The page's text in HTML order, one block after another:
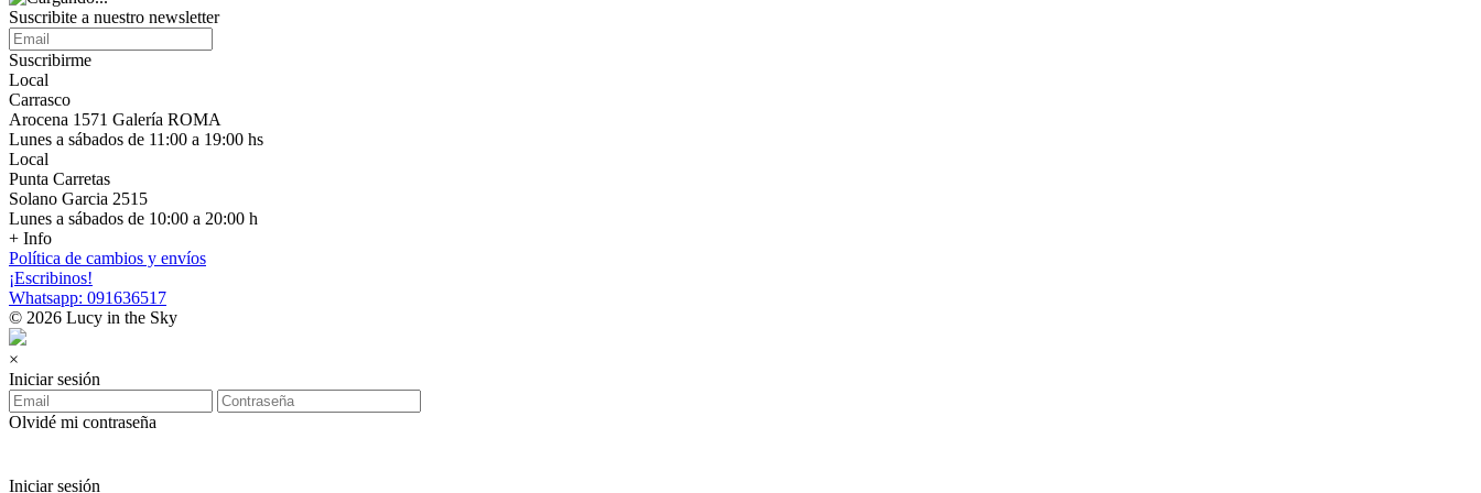
Suscribite a nuestro newsletter
Suscribirme
Local
Carrasco
Arocena 1571 Galería ROMA
Lunes a sábados de 11:00 a 19:00 hs
Local
Punta Carretas
Solano Garcia 2515
Lunes a sábados de 10:00 a 20:00 h
+ Info
Política de cambios y envíos
¡Escribinos!
Whatsapp: 091636517
© 2026 Lucy in the Sky
×
Iniciar sesión
Olvidé mi contraseña
Iniciar sesión